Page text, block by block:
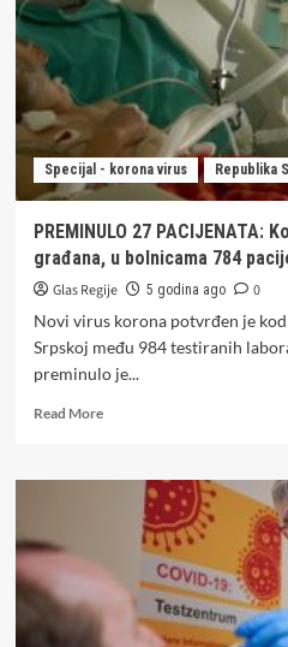
potvrđen
kod
501
osobe
u
Srpskoj
Specijal - korona virus Republika
PREMINULO 27 PACIJENATA:
građana, u bolnicama 784
Glas Regije 5 godina ago
0
Novi virus korona potvrđen je
Srpskoj među 984 testiranih
preminulo je...
Read MoreRead
PREMINULO
PACIJENATA:
Koronom
zaraženo
građana,